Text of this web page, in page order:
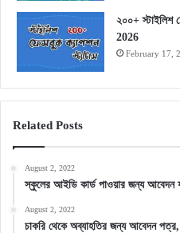
২০০+ স্টাইলিশ
2026
February 17,
Related Posts
August 2, 2022
স্কুলের আইডি কার্ড পাওয়ার জন্য আবেদন
August 2, 2022
চাকরি থেকে অব্যাহতির জন্য আবেদন